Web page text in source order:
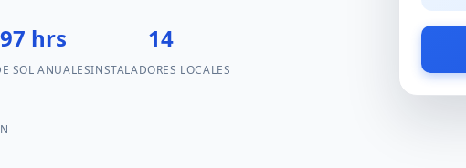
hrs
SOL ANUALES
14
INSTALADORES LOCALES